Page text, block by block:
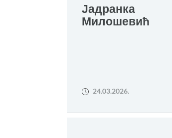
Јадранка
Милошевић
24.03.2026.